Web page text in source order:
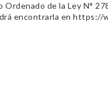
de la Ley N°
encontrarla en https://